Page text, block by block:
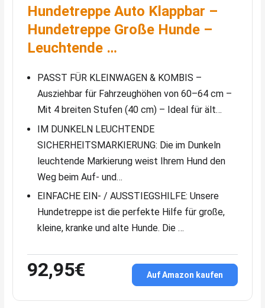
Hundetreppe Auto Klappbar –
Hundetreppe Große Hunde –
Leuchtende …
PASST FÜR KLEINWAGEN & KOMBIS –
Ausziehbar für Fahrzeughöhen von 60–64 cm –
Mit 4 breiten Stufen (40 cm) – Ideal für ält…
IM DUNKELN LEUCHTENDE
SICHERHEITSMARKIERUNG: Die im Dunkeln
leuchtende Markierung weist Ihrem Hund den
Weg beim Auf- und…
EINFACHE EIN- / AUSSTIEGSHILFE: Unsere
Hundetreppe ist die perfekte Hilfe für große,
kleine, kranke und alte Hunde. Die …
92,95€ Auf Amazon kaufen